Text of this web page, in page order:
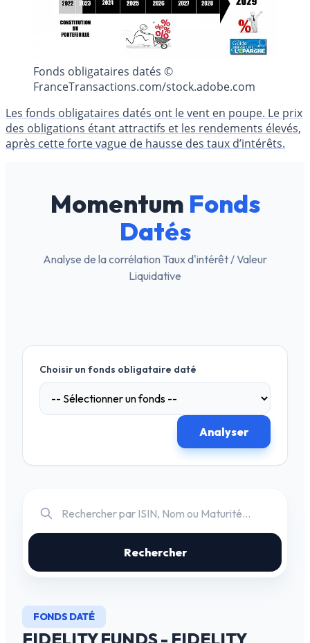
Fonds obligataires datés ©
FranceTransactions.com/stock.adobe.com
Les fonds obligataires datés ont le vent en poupe. Le prix
des obligations étant attractifs et les rendements élevés,
après cette forte vague de hausse des taux d’intérêts.